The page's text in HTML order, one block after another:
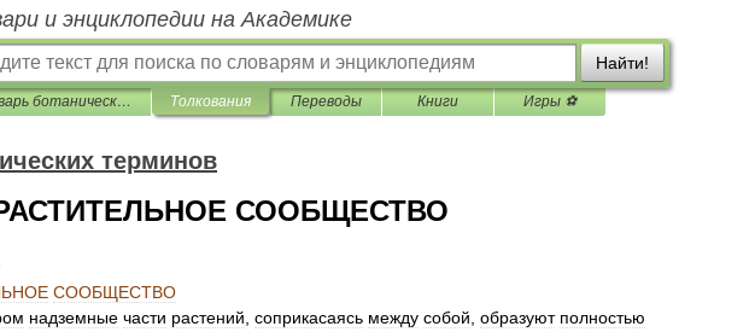
и энциклопедии на Академике
Найти!
Словарь ботанических терминов Толкования Переводы Книги Игры ⚽
терминов
СООБЩЕСТВО
СООБЩЕСТВО
надземные части растений соприкасаясь между собой образуют полностью